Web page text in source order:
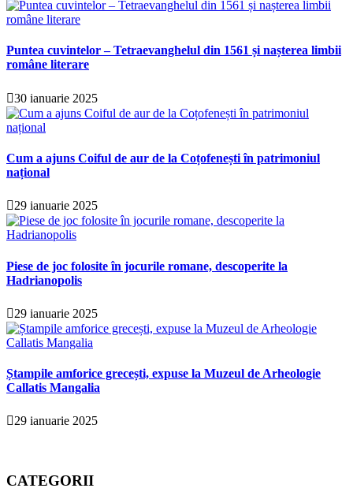
Puntea cuvintelor – Tetraevanghelul din 1561 și nașterea limbii
române literare
30 ianuarie 2025
Cum a ajuns Coiful de aur de la Coțofenești în patrimoniul
național
29 ianuarie 2025
Piese de joc folosite în jocurile romane, descoperite la
Hadrianopolis
29 ianuarie 2025
Ștampile amforice grecești, expuse la Muzeul de Arheologie
Callatis Mangalia
29 ianuarie 2025
CATEGORII